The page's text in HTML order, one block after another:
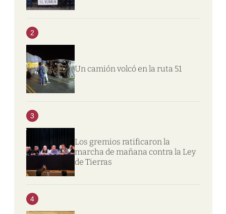
2
Un camión volcó en la ruta 51
3
Los gremios ratificaron la
marcha de mañana contra la Ley
de Tierras
4